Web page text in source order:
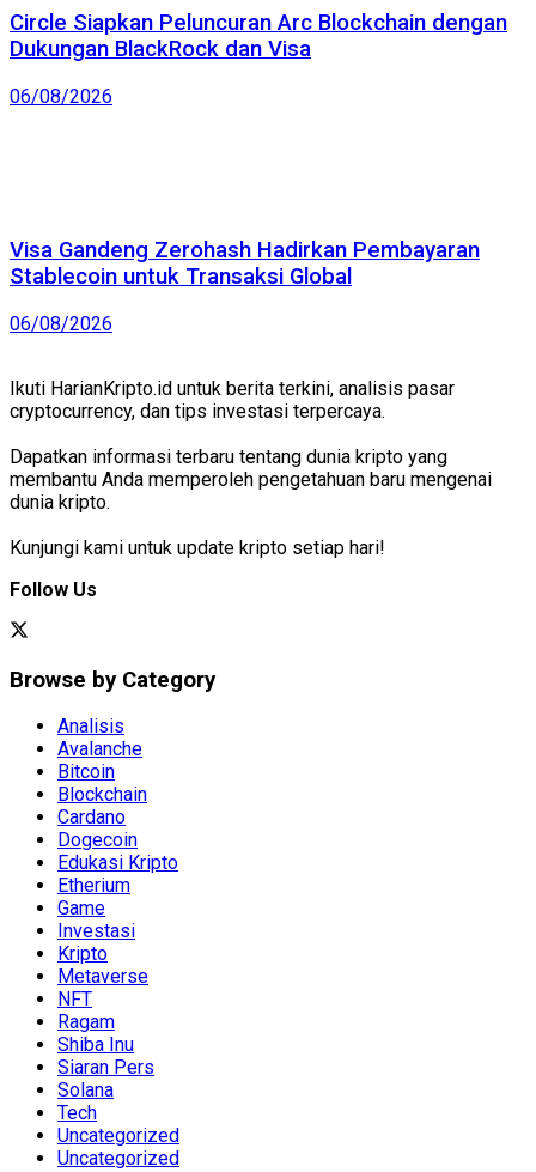
Circle Siapkan Peluncuran Arc Blockchain dengan
Dukungan BlackRock dan Visa
06/08/2026
Visa Gandeng Zerohash Hadirkan Pembayaran
Stablecoin untuk Transaksi Global
06/08/2026
Ikuti HarianKripto.id untuk berita terkini, analisis pasar
cryptocurrency, dan tips investasi terpercaya.
Dapatkan informasi terbaru tentang dunia kripto yang
membantu Anda memperoleh pengetahuan baru mengenai
dunia kripto.
Kunjungi kami untuk update kripto setiap hari!
Follow Us
Browse by Category
Analisis
Avalanche
Bitcoin
Blockchain
Cardano
Dogecoin
Edukasi Kripto
Etherium
Game
Investasi
Kripto
Metaverse
NFT
Ragam
Shiba Inu
Siaran Pers
Solana
Tech
Uncategorized
Uncategorized